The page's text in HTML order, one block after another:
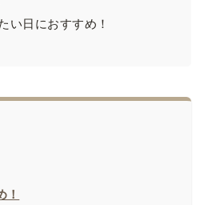
い日におすすめ！
！